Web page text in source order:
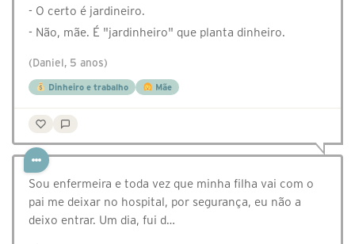
- O certo é jardineiro.
- Não, mãe. É "jardinheiro" que planta dinheiro.
(Daniel, 5 anos)
Dinheiro e trabalho Mãe
Sou enfermeira e toda vez que minha filha vai com o
pai me deixar no hospital, por segurança, eu não a
deixo entrar. Um dia, fui d…